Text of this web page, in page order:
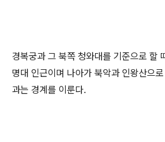
경복궁과 그 북쪽 청와대를 기준으로 할
명대 인근이며 나아가 북악과 인왕산으
과는 경계를 이룬다.